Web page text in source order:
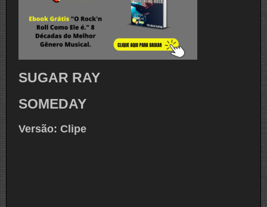
SUGAR RAY
SOMEDAY
Versão: Clipe